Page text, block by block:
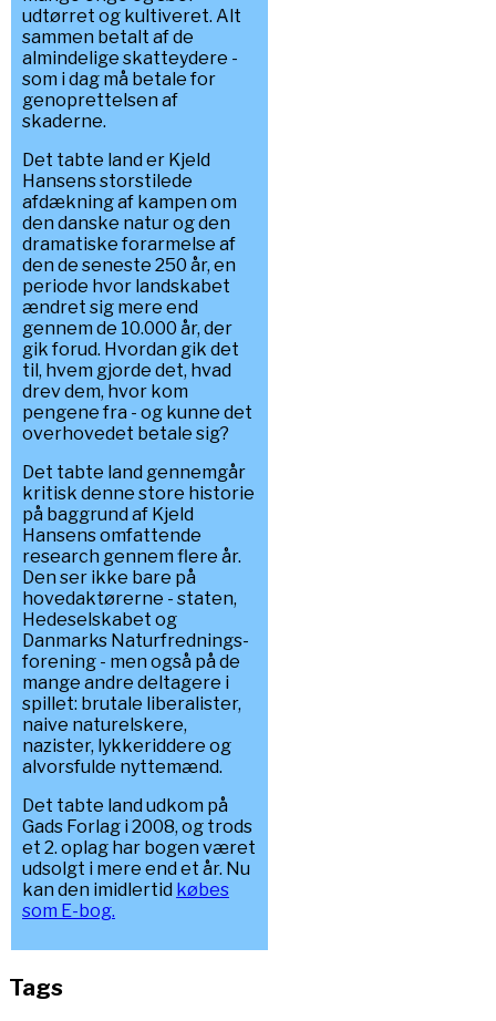
udtørret og kultiveret. Alt
sammen betalt af de
almindelige skatteydere -
som i dag må betale for
genoprettelsen af
skaderne.
Det tabte land er Kjeld
Hansens storstilede
afdækning af kampen om
den danske natur og den
dramatiske forarmelse af
den de seneste 250 år, en
periode hvor landskabet
ændret sig mere end
gennem de 10.000 år, der
gik forud. Hvordan gik det
til, hvem gjorde det, hvad
drev dem, hvor kom
pengene fra - og kunne det
overhovedet betale sig?
Det tabte land gennemgår
kritisk denne store historie
på baggrund af Kjeld
Hansens omfattende
research gennem flere år.
Den ser ikke bare på
hovedaktørerne - staten,
Hedeselskabet og
Danmarks Naturfrednings-
forening - men også på de
mange andre deltagere i
spillet: brutale liberalister,
naive naturelskere,
nazister, lykkeriddere og
alvorsfulde nyttemænd.
Det tabte land udkom på
Gads Forlag i 2008, og trods
et 2. oplag har bogen været
udsolgt i mere end et år. Nu
kan den imidlertid købes
som E-bog.
Tags